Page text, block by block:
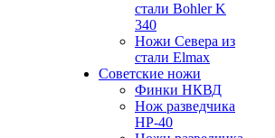
стали Bohler K
340
Ножи Севера из
стали Elmax
Советские ножи
Финки НКВД
Нож разведчика
НР-40